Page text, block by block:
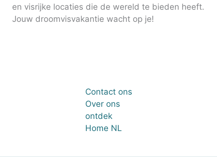
en visrijke locaties die de wereld te bieden heeft.
Jouw droomvisvakantie wacht op je!
Contact ons
Over ons
ontdek
Home NL